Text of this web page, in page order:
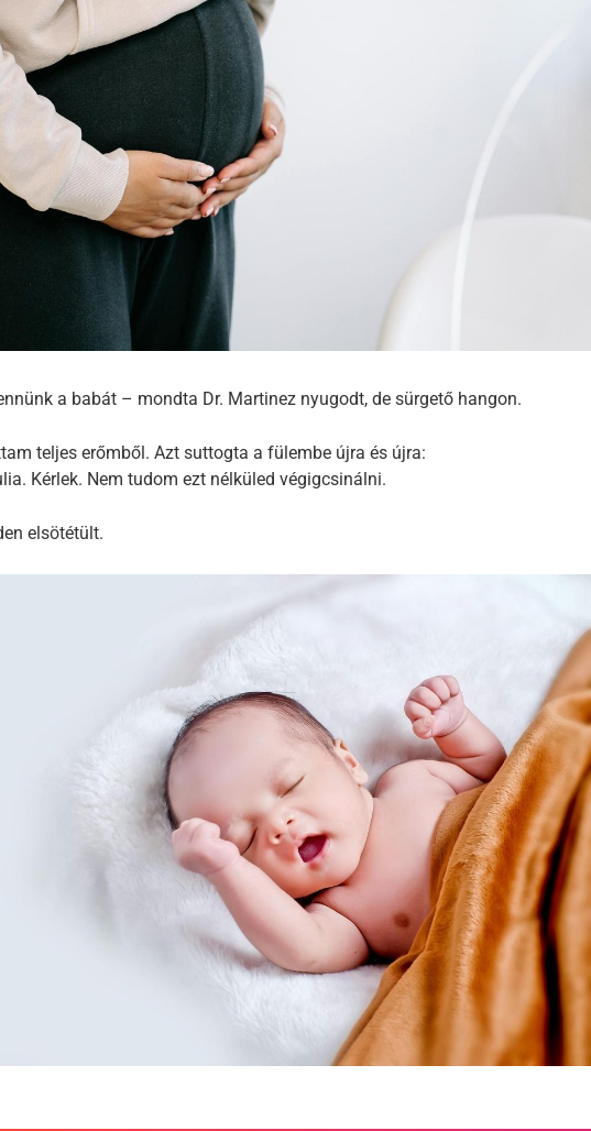
a babát – mondta Dr. Martinez nyugodt, de sürgető hangon.
teljes erőmből. Azt suttogta a fülembe újra és újra:
Kérlek. Nem tudom ezt nélküled végigcsinálni.
elsötétült.